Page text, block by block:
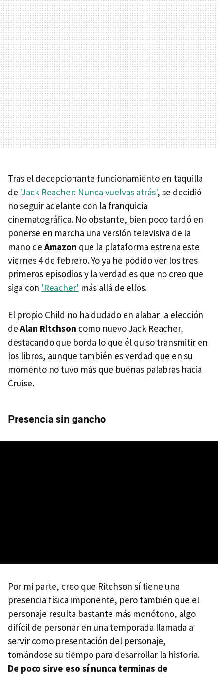
Tras el decepcionante funcionamiento en taquilla
de 'Jack Reacher: Nunca vuelvas atrás', se decidió
no seguir adelante con la franquicia
cinematográfica. No obstante, bien poco tardó en
ponerse en marcha una versión televisiva de la
mano de Amazon que la plataforma estrena este
viernes 4 de febrero. Yo ya he podido ver los tres
primeros episodios y la verdad es que no creo que
siga con 'Reacher' más allá de ellos.
El propio Child no ha dudado en alabar la elección
de Alan Ritchson como nuevo Jack Reacher,
destacando que borda lo que él quiso transmitir en
los libros, aunque también es verdad que en su
momento no tuvo más que buenas palabras hacia
Cruise.
Presencia sin gancho
Por mi parte, creo que Ritchson sí tiene una
presencia física imponente, pero también que el
personaje resulta bastante más monótono, algo
difícil de personar en una temporada llamada a
servir como presentación del personaje,
tomándose su tiempo para desarrollar la historia.
De poco sirve eso sí nunca terminas de